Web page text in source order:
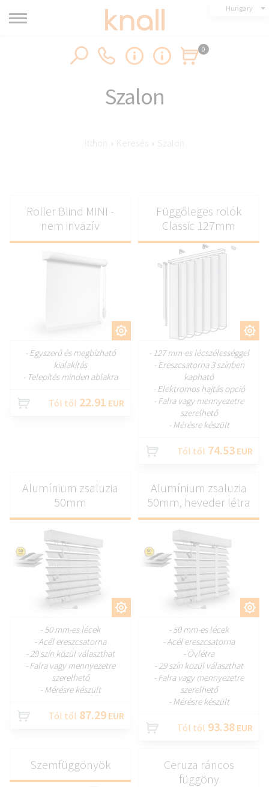
Hungary
0
Szalon
itthon › Keresés › Szalon
Roller Blind MINI -
nem invazív
- Egyszerű és megbízható
kialakítás
- Telepítés minden ablakra
Tól től 22.91 EUR
TESTRESZAB
Függőleges rolók
Classic 127mm
- 127 mm-es lécszélességgel
- Ereszcsatorna 3 színben
kapható
- Elektromos hajtás opció
- Falra vagy mennyezetre
szerelhető
- Mérésre készült
Tól től 74.53 EUR
TESTRESZAB
Alumínium zsaluzia
50mm
- 50 mm-es lécek
- Acél ereszcsatorna
- 29 szín közül választhat
- Falra vagy mennyezetre
szerelhető
- Mérésre készült
Tól től 87.29 EUR
TESTRESZAB
Alumínium zsaluzia
50mm, heveder létra
- 50 mm-es lécek
- Acél ereszcsatorna
- Övlétra
- 29 szín közül választhat
- Falra vagy mennyezetre
szerelhető
- Mérésre készült
Tól től 93.38 EUR
Szemfüggönyök
Ceruza ráncos
függöny